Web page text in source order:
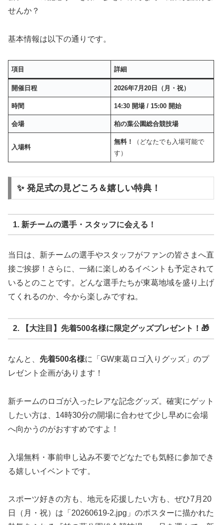
せんか？
基本情報は以下の通りです。
項目 詳細
開催日程 2026年7月20日（月・祝）
時間 14:30 開場 / 15:00 開始
会場 柏の葉公園総合競技場
入場料
無料！
（どなたでも入場可能で
す）
✨ 発足式の見どころ＆嬉しい特典！
1. 新チームの選手・スタッフに会える！
当日は、新チームの選手やスタッフがファンの皆さまへ直
接ご挨拶！さらに、一緒に楽しめるイベントも予定されて
いるとのことです。どんな選手たちが東葛地域を盛り上げ
てくれるのか、今から楽しみですね。
2. 【大注目】先着500名様に限定グッズプレゼント！🎁
なんと、 先着500名様に「GW東葛ロゴ入りグッズ」のプ
レゼント企画があります！
新チームのロゴが入ったレアな記念グッズ。確実にゲット
したい方は、14時30分の開場に合わせて少し早めに会場
へ向かうのがおすすめですよ！
入場無料・事前申し込み不要でどなたでも気軽に参加でき
る嬉しいイベントです。
スポーツ好きの方も、地元を応援したい方も、ぜひ7月20
日（月・祝）は「20260619-2.jpg」のポスターに描かれた